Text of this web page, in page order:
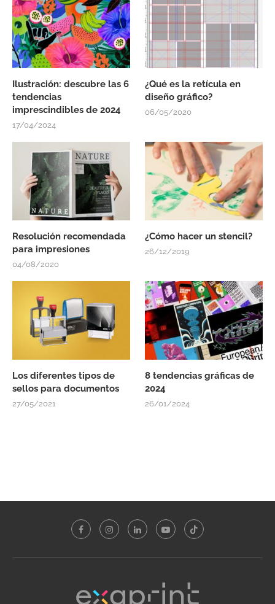
Ilustración: descubre las 6
tendencias
imprescindibles de 2024
17/04/2024
¿Qué es la retícula en
diseño gráfico?
06/05/2020
Resolución recomendada
para impresiones
04/08/2020
¿Cómo hacer un stencil?
26/12/2019
Los diferentes tipos de
sellos para documentos
27/05/2021
8 tendencias gráficas de
2024
26/01/2024